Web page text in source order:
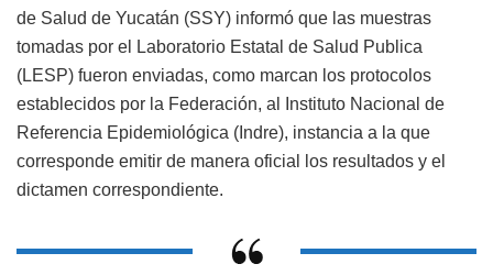
de Salud de Yucatán (SSY) informó que las muestras
tomadas por el Laboratorio Estatal de Salud Publica
(LESP) fueron enviadas, como marcan los protocolos
establecidos por la Federación, al Instituto Nacional de
Referencia Epidemiológica (Indre), instancia a la que
corresponde emitir de manera oficial los resultados y el
dictamen correspondiente.